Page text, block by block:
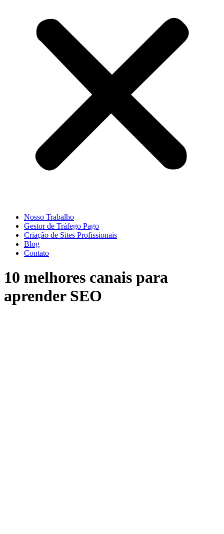
Nosso Trabalho
Gestor de Tráfego Pago
Criação de Sites Profissionais
Blog
Contato
10 melhores canais para
aprender SEO